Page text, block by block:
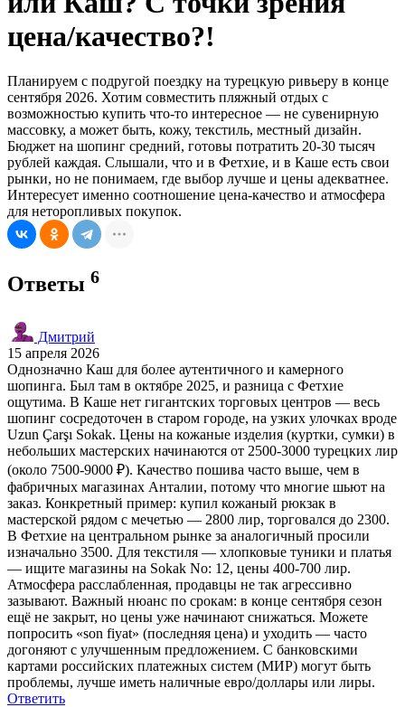
цена/качество?!
Планируем с подругой поездку на турецкую ривьеру в конце
сентября 2026. Хотим совместить пляжный отдых с
возможностью купить что-то интересное — не сувенирную
массовку, а может быть, кожу, текстиль, местный дизайн.
Бюджет на шопинг средний, готовы потратить 20-30 тысяч
рублей каждая. Слышали, что и в Фетхие, и в Каше есть свои
рынки, но не понимаем, где выбор лучше и цены адекватнее.
Интересует именно соотношение цена-качество и атмосфера
для неторопливых покупок.
Ответы 6
Дмитрий
15 апреля 2026
Однозначно Каш для более аутентичного и камерного
шопинга. Был там в октябре 2025, и разница с Фетхие
ощутима. В Каше нет гигантских торговых центров — весь
шопинг сосредоточен в старом городе, на узких улочках вроде
Uzun Çarşı Sokak. Цены на кожаные изделия (куртки, сумки) в
небольших мастерских начинаются от 2500-3000 турецких лир
(около 7500-9000 ₽). Качество пошива часто выше, чем в
фабричных магазинах Анталии, потому что многие шьют на
заказ. Конкретный пример: купил кожаный рюкзак в
мастерской рядом с мечетью — 2800 лир, торговался до 2300.
В Фетхие на центральном рынке за аналогичный просили
изначально 3500. Для текстиля — хлопковые туники и платья
— ищите магазины на Sokak No: 12, цены 400-700 лир.
Атмосфера расслабленная, продавцы не так агрессивно
зазывают. Важный нюанс по срокам: в конце сентября сезон
ещё не закрыт, но цены уже начинают снижаться. Можете
попросить «son fiyat» (последняя цена) и уходить — часто
догоняют с улучшенным предложением. С банковскими
картами российских платежных систем (МИР) могут быть
проблемы, лучше иметь наличные евро/доллары или лиры.
Ответить